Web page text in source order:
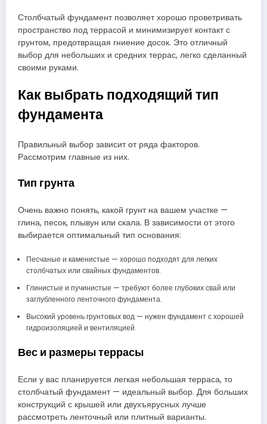
Столбчатый фундамент позволяет хорошо проветривать
пространство под террасой и минимизирует контакт с
грунтом, предотвращая гниение досок. Это отличный
выбор для небольших и средних террас, легко сделанный
своими руками.
Как выбрать подходящий тип
фундамента
Правильный выбор зависит от ряда факторов.
Рассмотрим главные из них.
Тип грунта
Очень важно понять, какой грунт на вашем участке —
глина, песок, плывун или скала. В зависимости от этого
выбирается оптимальный тип основания:
Песчаные и каменистые — хорошо подходят для легких
столбчатых или свайных фундаментов.
Глинистые и пучинистые — требуют более глубоких свай или
заглубленного ленточного фундамента.
Высокий уровень грунтовых вод — нужен фундамент с хорошей
гидроизоляцией и вентиляцией.
Вес и размеры террасы
Если у вас планируется легкая небольшая терраса, то
столбчатый фундамент — идеальный выбор. Для больших
конструкций с крышей или двухъярусных лучше
рассмотреть ленточный или плитный варианты.